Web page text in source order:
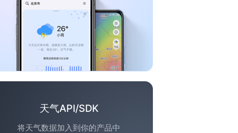
天气API/SDK
将天气数据加入到你的产品中